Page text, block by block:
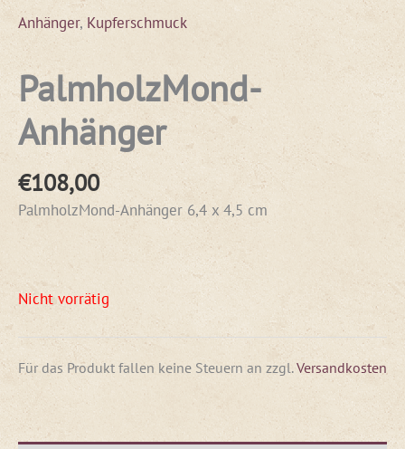
Anhänger, Kupferschmuck
PalmholzMond-
Anhänger
€108,00
PalmholzMond-Anhänger 6,4 x 4,5 cm
Nicht vorrätig
Für das Produkt fallen keine Steuern an zzgl.Versandkosten